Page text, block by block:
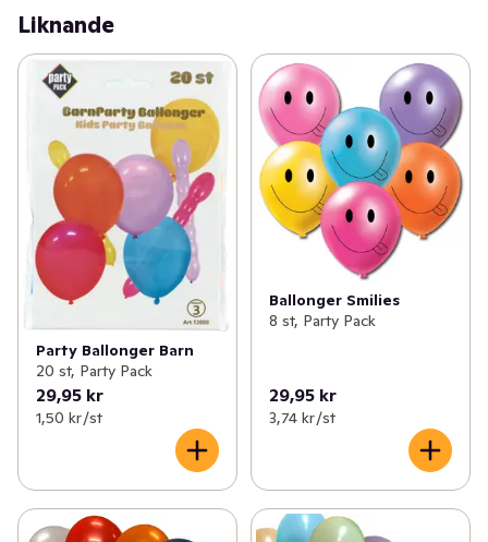
Liknande
Party Ballonger Barn
20 st, Party Pack
29,95 kr
1,50 kr /st
Ballonger Smilies
8 st, Party Pack
29,95 kr
3,74 kr /st